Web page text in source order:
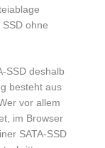
ohne
SSD deshalb
besteht aus
vor allem
im Browser
SATA-SSD